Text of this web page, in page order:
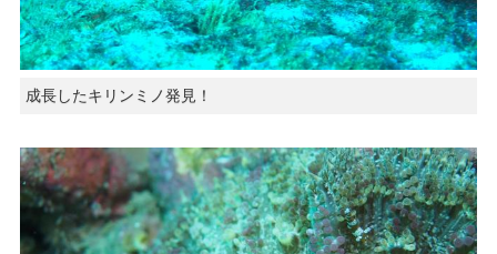
成長したキリンミノ発見！